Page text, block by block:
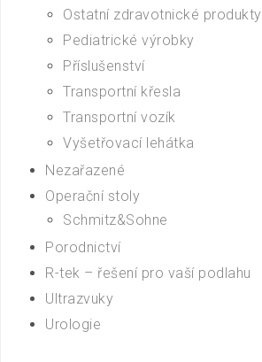
Ostatní zdravotnické produkty
Pediatrické výrobky
Příslušenství
Transportní křesla
Transportní vozík
Vyšetřovací lehátka
Nezařazené
Operační stoly
Schmitz&Sohne
Porodnictví
R-tek – řešení pro vaší podlahu
Ultrazvuky
Urologie